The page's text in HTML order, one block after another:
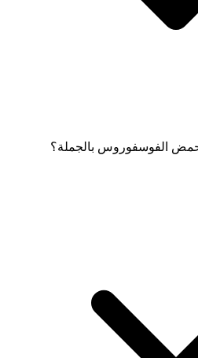
حمض الفوسفوروس بالجملة؟